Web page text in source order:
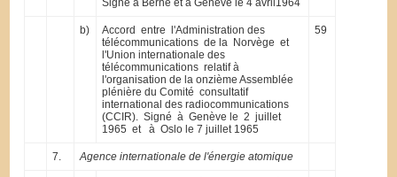
Signé à Berne et à Genève le 4 avril1964
b)
Accord entre l'Administration des
télécommunications de la Norvège et
l'Union internationale des
télécommunications relatif à
l'organisation de la onzième Assemblée
plénière du Comité consultatif
international des radio­communications
(CCIR). Signé à Genève le 2 juillet
1965 et à Oslo le 7 juillet 1965
59
7. Agence internationale de l'énergie atomique